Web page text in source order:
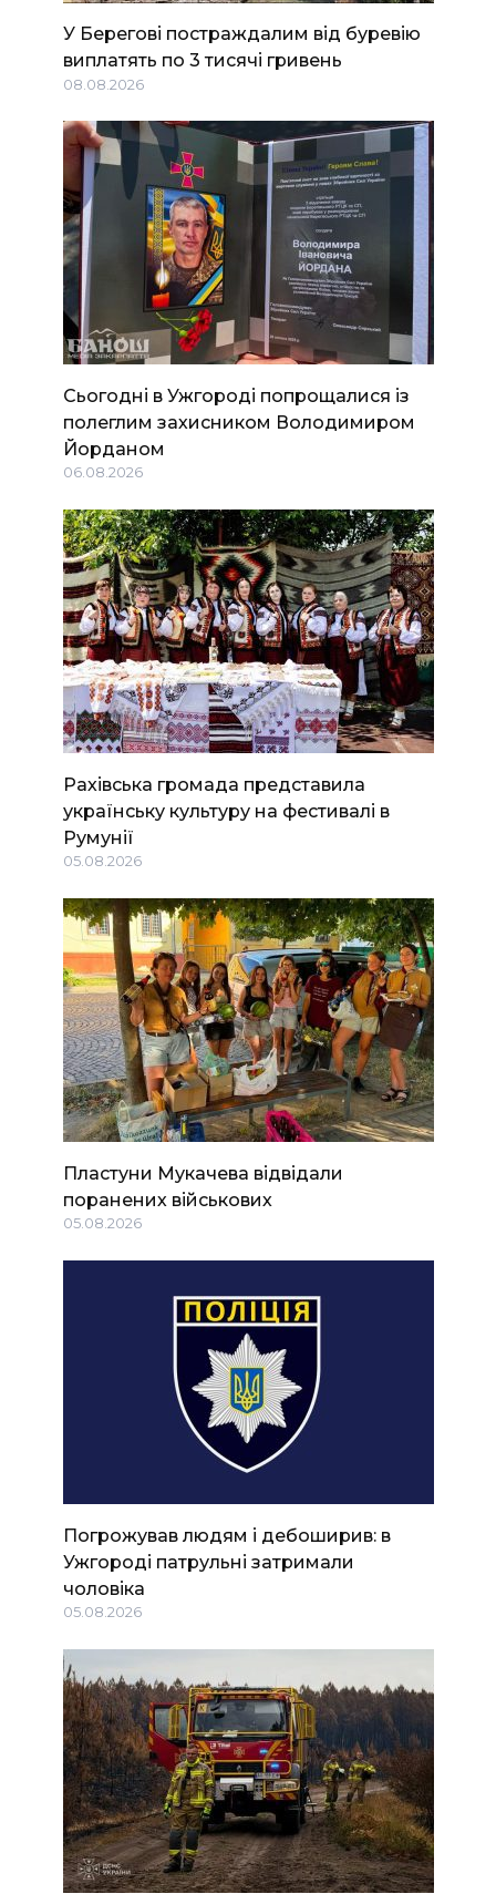
У Берегові постраждалим від буревію
виплатять по 3 тисячі гривень
08.08.2026
Сьогодні в Ужгороді попрощалися із
полеглим захисником Володимиром
Йорданом
06.08.2026
Рахівська громада представила
українську культуру на фестивалі в
Румунії
05.08.2026
Пластуни Мукачева відвідали
поранених військових
05.08.2026
Погрожував людям і дебоширив: в
Ужгороді патрульні затримали
чоловіка
05.08.2026